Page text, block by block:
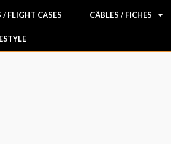
/ FLIGHT CASES CÂBLES / FICHES